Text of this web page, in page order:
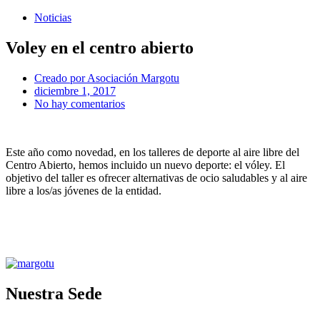
Noticias
Voley en el centro abierto
Creado porAsociación Margotu
diciembre 1, 2017
No hay comentarios
Este año como novedad, en los talleres de deporte al aire libre del
Centro Abierto, hemos incluido un nuevo deporte: el vóley. El
objetivo del taller es ofrecer alternativas de ocio saludables y al aire
libre a los/as jóvenes de la entidad.
Nuestra Sede